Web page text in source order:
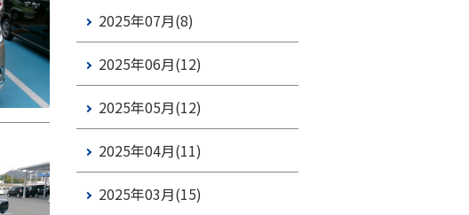
2025年07月(8)
2025年06月(12)
2025年05月(12)
2025年04月(11)
2025年03月(15)